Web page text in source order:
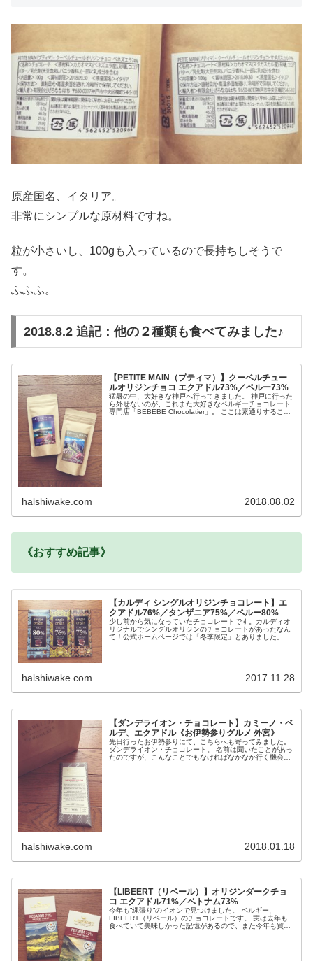
原産国名、イタリア。
非常にシンプルな原材料ですね。
粒が小さいし、100gも入っているので長持ちしそうで
す。
ふふふ。
2018.8.2 追記：他の２種類も食べてみました♪
【PETITE MAIN（プティマ）】クーベルチュー
ルオリジンチョコ エクアドル73%／ペルー73%
猛暑の中、大好きな神戸へ行ってきました。 神戸に行った
ら外せないのが、これまた大好きなベルギーチョコレート
専門店「BEBEBE Chocolatier」。 ここは素通りすること
halshiwake.com 2018.08.02
《おすすめ記事》
【カルディ シングルオリジンチョコレート】エ
クアドル76%／タンザニア75%／ペルー80%
少し前から気になっていたチョコレートです。カルディオ
リジナルでシングルオリジンのチョコレートがあったなん
て！公式ホームページでは「冬季限定」とありました。ほ
halshiwake.com 2017.11.28
【ダンデライオン・チョコレート】カミーノ・ベ
ルデ、エクアドル《お伊勢参りグルメ 外宮》
先日行ったお伊勢参りにて、こちらへも寄ってみました。
ダンデライオン・チョコレート。 名前は聞いたことがあっ
たのですが、こんなことでもなければなかなか行く機会が
halshiwake.com 2018.01.18
【LIBEERT（リベール）】オリジンダークチョ
コ エクアドル71%／ベトナム73%
今年も”縄張り”のイオンで見つけました。 ベルギー、
LIBEERT（リベール）のチョコレートです。 実は去年も
食べていて美味しかった記憶があるので、また今年も買っ